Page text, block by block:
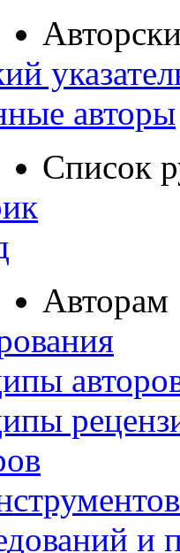
авторы
Список
Авторам
и